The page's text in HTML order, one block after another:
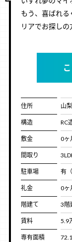
もう、喜ばれ
リアでお探しの
住所 山
構造 RC
敷金 0ヶ
間取り
駐車場 有
礼金 0ヶ
階建て 3階
賃料 5.9
専有面積